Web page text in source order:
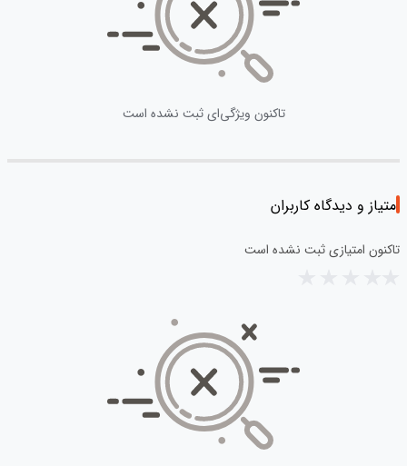
تاکنون ویژگی‌ای ثبت نشده است
امتیاز و دیدگاه کاربران
تاکنون امتیازی ثبت نشده است